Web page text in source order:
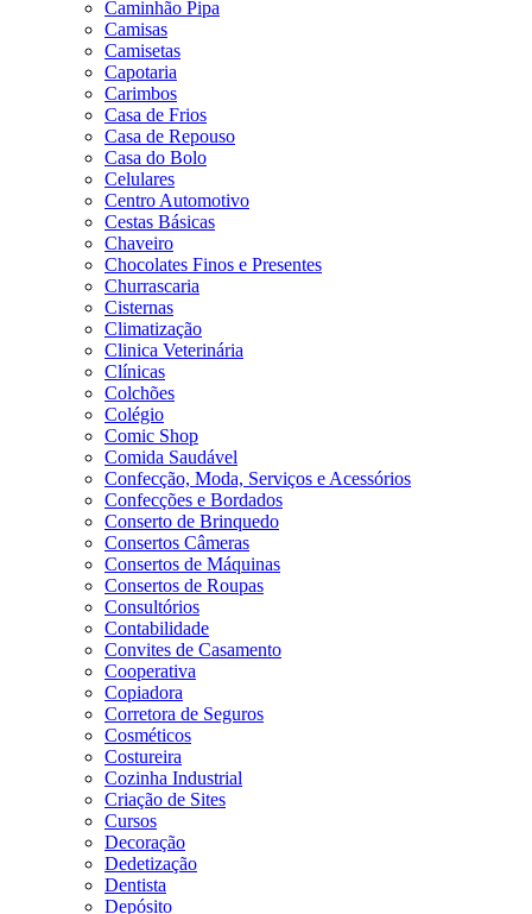
Caminhão Pipa
Camisas
Camisetas
Capotaria
Carimbos
Casa de Frios
Casa de Repouso
Casa do Bolo
Celulares
Centro Automotivo
Cestas Básicas
Chaveiro
Chocolates Finos e Presentes
Churrascaria
Cisternas
Climatização
Clinica Veterinária
Clínicas
Colchões
Colégio
Comic Shop
Comida Saudável
Confecção, Moda, Serviços e Acessórios
Confecções e Bordados
Conserto de Brinquedo
Consertos Câmeras
Consertos de Máquinas
Consertos de Roupas
Consultórios
Contabilidade
Convites de Casamento
Cooperativa
Copiadora
Corretora de Seguros
Cosméticos
Costureira
Cozinha Industrial
Criação de Sites
Cursos
Decoração
Dedetização
Dentista
Depósito